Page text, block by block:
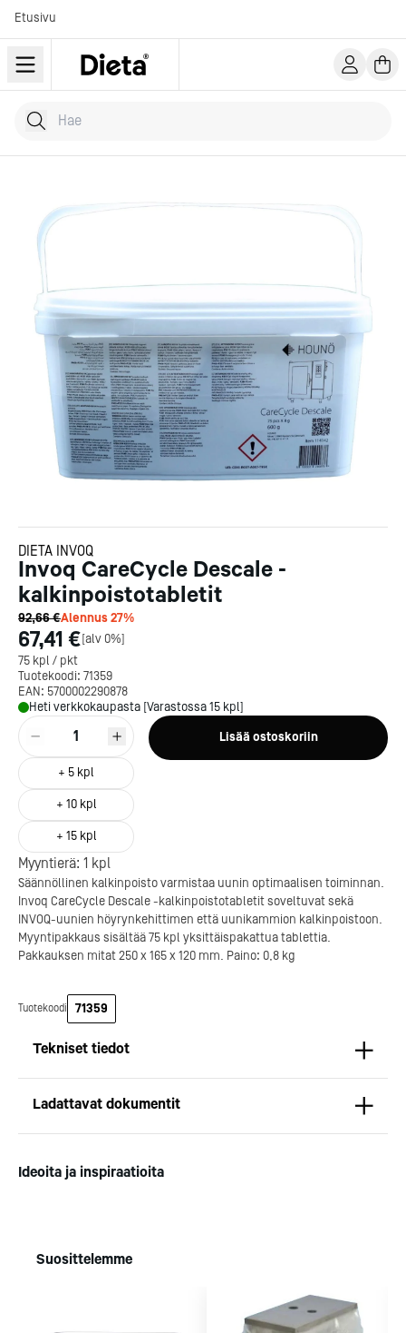
Etusivu
Hae tuotteita
Kirjoita hakusana...
DIETA INVOQ
Invoq CareCycle Descale -
kalkinpoistotabletit
92,66 €Alennus27%
67,41 €[alv 0%]
75 kpl / pkt
Tuotekoodi: 71359
EAN: 5700002290878
Heti verkkokaupasta [Varastossa 15 kpl]
1
+ 5 kpl
+ 10kpl
+ 15kpl
Lisää ostoskoriin
Myyntierä: 1 kpl
Säännöllinen kalkinpoisto varmistaa uunin optimaalisen toiminnan.
Invoq CareCycle Descale -kalkinpoistotabletit soveltuvat sekä
INVOQ-uunien höyrynkehittimen että uunikammion kalkinpoistoon.
Myyntipakkaus sisältää 75 kpl yksittäispakattua tablettia.
Pakkauksen mitat 250 x 165 x 120 mm. Paino: 0,8 kg
Tuotekoodi 71359
Tekniset tiedot
Pituus (mm): 250
Ladattavat dokumentit
Ideoita ja inspiraatioita
Kotipizza on vuonna 1987
300 ravintolaa eri puolella
Suomea. Dieta on tehnyt
yhteistyötä, ja olemme
ravintoloiden suunnittelussa,
Kotipizza Group
Suomeen saatiin kaksi
ansainneet ravintolat
Suosittelemme